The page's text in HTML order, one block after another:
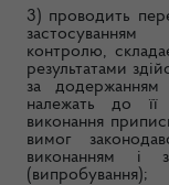
3) проводить
контролю,
результатами
за
належать до її
виконання
вимог
виконанням і
(випробування);